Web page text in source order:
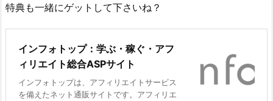
特典も一緒にゲットして下さいね？
インフォトップ：学ぶ・稼ぐ・アフ
ィリエイト総合ASPサイト
インフォトップは、アフィリエイトサービス
を備えたネット通販サイトです。アフィリエ